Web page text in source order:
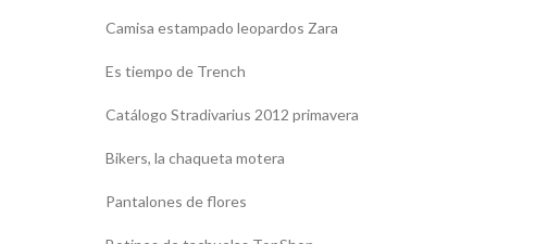
Camisa estampado leopardos Zara
Es tiempo de Trench
Catálogo Stradivarius 2012 primavera
Bikers, la chaqueta motera
Pantalones de flores